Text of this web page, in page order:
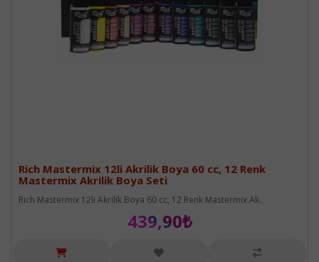
Rich Mastermix 12li Akrilik Boya 60 cc, 12 Renk
Mastermix Akrilik Boya Seti
Rich Mastermix 12li Akrilik Boya 60 cc, 12 Renk Mastermix Ak..
439,90₺